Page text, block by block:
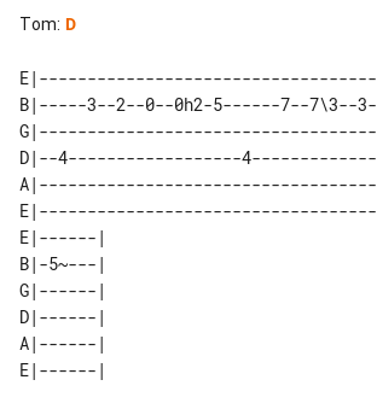
Tom: D
E|-----------------------------------
B|-----3--2--0--0h2-5------7--7\3--3-
G|-----------------------------------
D|--4------------------4-------------
A|-----------------------------------
E|-----------------------------------
E|------|
B|-5~---|
G|------|
D|------|
A|------|